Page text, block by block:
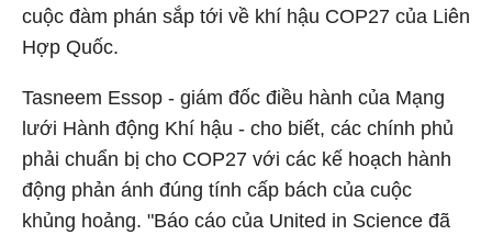
cuộc đàm phán sắp tới về khí hậu COP27 của Liên
Hợp Quốc.
Tasneem Essop - giám đốc điều hành của Mạng
lưới Hành động Khí hậu - cho biết, các chính phủ
phải chuẩn bị cho COP27 với các kế hoạch hành
động phản ánh đúng tính cấp bách của cuộc
khủng hoảng. "Báo cáo của United in Science đã